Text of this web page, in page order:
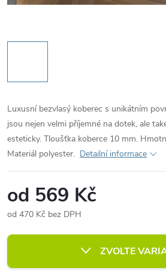
Luxusní bezvlasý koberec s unikátním
jsou nejen velmi příjemné na dotek, ale
esteticky. Tloušťka koberce 10 mm.
Materiál polyester. Detailní informace
od 569 Kč
od 470 Kč bez DPH
cena:
ZVOLTE